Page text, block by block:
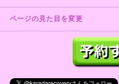
ページの見た目を変更